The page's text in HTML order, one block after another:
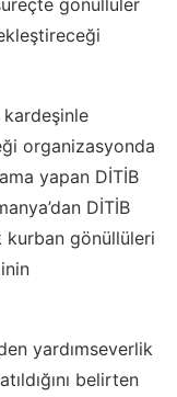
kardeşinle
organizasyonda
yapan DİTİB
DİTİB
kurban gönüllüleri
yardımseverlik
belirten